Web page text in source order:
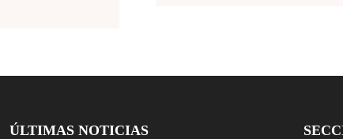
ÚLTIMAS NOTICIAS